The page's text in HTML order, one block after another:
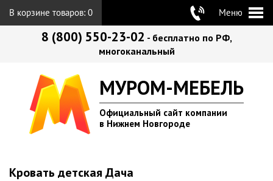
В корзине товаров: 0 Меню
8 (800) 550-23-02 - бесплатно по РФ,
многоканальный
МУРОМ-МЕБЕЛЬ
Официальный сайт компании
в Нижнем Новгороде
Кровать детская Дача